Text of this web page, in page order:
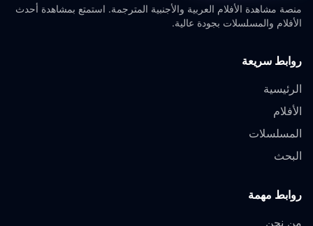
منصة مشاهدة الأفلام العربية والأجنبية المترجمة. استمتع بمشاهدة أحدث
الأفلام والمسلسلات بجودة عالية.
روابط سريعة
الرئيسية
الأفلام
المسلسلات
البحث
روابط مهمة
من نحن